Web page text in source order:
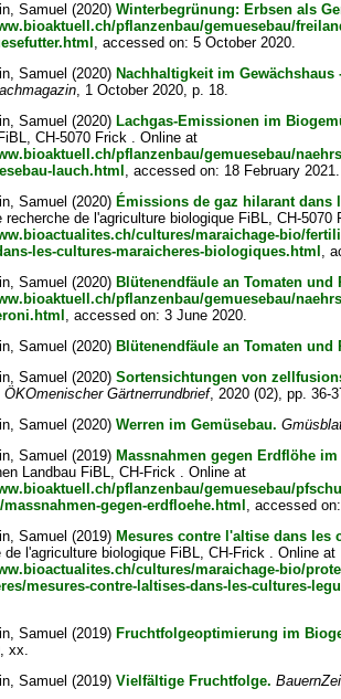
Samuel (2020)Winterbegrünung: Erbsen als
pflanzenbau/gemuesebau/
, accessed on: 5 October 2020.
Samuel (2020) Nachhaltigkeit im
, 1 October 2020, p. 18.
Samuel (2020) Lachgas-Emissionen im
CH-5070 Frick . Online at
pflanzenbau/gemuesebau/
lauch.html , accessed on: 18 February 2021.
Samuel (2020) Émissions de gaz hilarant
recherche de l'agriculture biologique FiBL, CH-5070
cultures/maraichage-bio/
les-cultures-maraicheres-biologiques.html ,
Samuel (2020) Blütenendfäule an Tomaten und
pflanzenbau/gemuesebau/
, accessed on: 3 June 2020.
Samuel (2020) Blütenendfäule an Tomaten und
Samuel (2020)Sortensichtungen von
ÖKOmenischer Gärtnerrundbrief, 2020 (02), pp. 36-
Samuel (2020)Werren im Gemüsebau.
Samuel (2019) Massnahmen gegen Erdflöhe
Landbau FiBL, CH-Frick . Online at
pflanzenbau/gemuesebau/
massnahmen-gegen-erdfloehe.html , accessed
Samuel (2019) Mesures contre l'altise dans les
de l'agriculture biologique FiBL, CH-Frick . Online at
cultures/maraichage-bio/
mesures-contre-laltises-dans-les-cultures-
Samuel (2019) Fruchtfolgeoptimierung im
xx.
Samuel (2019)Vielfältige Fruchtfolge.